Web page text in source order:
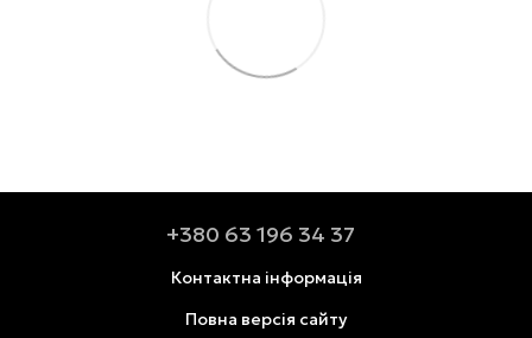
+380 63 196 34 37
Контактна інформація
Повна версія сайту